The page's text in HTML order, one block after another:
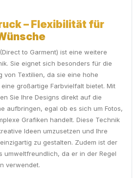
– Flexibilität für
to Garment) ist eine weitere
Sie eignet sich besonders für die
von Textilien, da sie eine hohe
großartige Farbvielfalt bietet. Mit
Sie Ihre Designs direkt auf die
aufbringen, egal ob es sich um Fotos,
Grafiken handelt. Diese Technik
Ideen umzusetzen und Ihre
zu gestalten. Zudem ist der
umweltfreundlich, da er in der Regel
verwendet.